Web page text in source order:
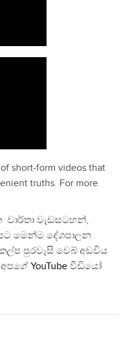
short-form videos that
truths. For more
වැඩසටහන්,
මෙන්ම දේශපාලන
පුරවැසි වෙබ් අඩවිය
YouTube වීඩියෝ